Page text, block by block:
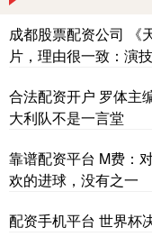
成都股票配资公司 《
片，理由很一致：演
合法配资开户 罗体主
大利队不是一言堂
靠谱配资平台 M费：
欢的进球，没有之一
配资手机平台 世界杯